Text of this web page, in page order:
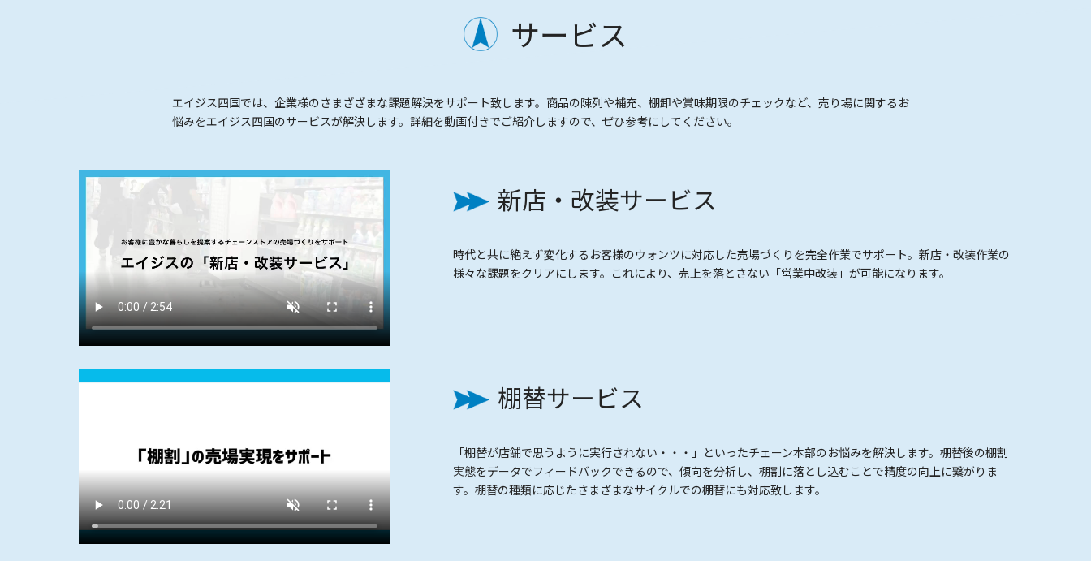
サービス
エイジス四国では、企業様のさまざざまな課題解決をサポート致します。商品の陳列や補充、棚卸や賞味期限のチェックなど、売り場に関するお
悩みをエイジス四国のサービスが解決します。詳細を動画付きでご紹介しますので、ぜひ参考にしてください。
新店・改装サービス
時代と共に絶えず変化するお客様のウォンツに対応した売場づくりを完全作業でサポート。新店・改装作業の
様々な課題をクリアにします。これにより、売上を落とさない「営業中改装」が可能になります。
棚替サービス
「棚替が店舗で思うように実行されない・・・」といったチェーン本部のお悩みを解決します。棚替後の棚割
実態をデータでフィードバックできるので、傾向を分析し、棚割に落とし込むことで精度の向上に繋がりま
す。棚替の種類に応じたさまざまなサイクルでの棚替にも対応致します。